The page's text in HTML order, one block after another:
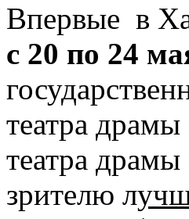
Впервые в
с 20 по 24
театра драмы
театра
зрителю л